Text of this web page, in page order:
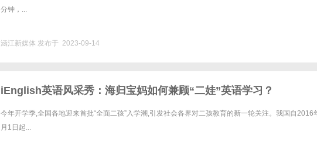
分钟，...
涵江新媒体 发布于 2023-09-14
iEnglish英语风采秀：海归宝妈如何兼顾“二娃”英语学习？
今年开学季,全国各地迎来首批“全面二孩”入学潮,引发社会各界对二孩教育的新一轮关注。我国自2016
月1日起...